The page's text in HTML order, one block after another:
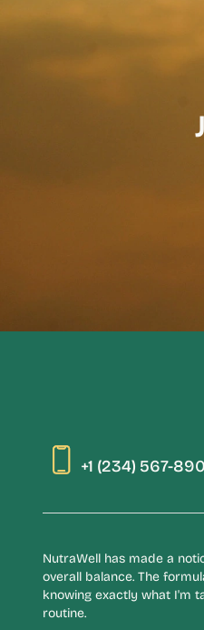
+1 (234) 567-
NutraWell has made a
overall balance. The
knowing exactly what I'm
routine.